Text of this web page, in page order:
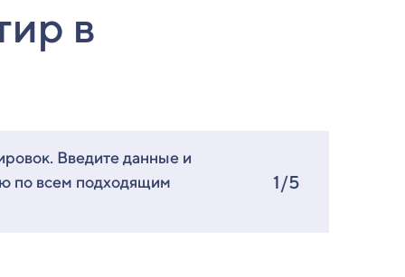
в
Введите данные и
по всем подходящим
1/5